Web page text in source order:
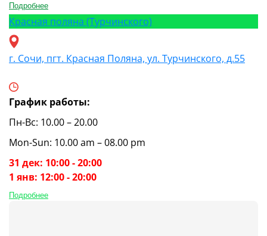
Подробнее
Красная поляна (Турчинского)
г. Сочи, пгт. Красная Поляна, ул. Турчинского, д.55
График работы:
Пн-Вс: 10.00 – 20.00
Mon-Sun: 10.00 am – 08.00 pm
31 дек: 10:00 - 20:00
1 янв: 12:00 - 20:00
Подробнее